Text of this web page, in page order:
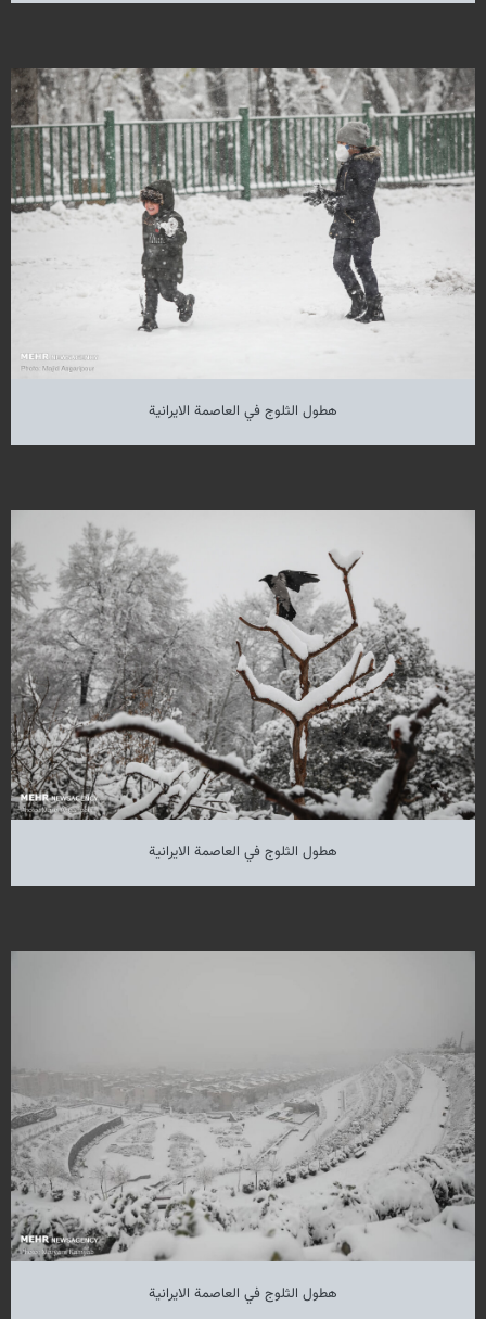
هطول الثلوج في العاصمة الايرانية
هطول الثلوج في العاصمة الايرانية
هطول الثلوج في العاصمة الايرانية